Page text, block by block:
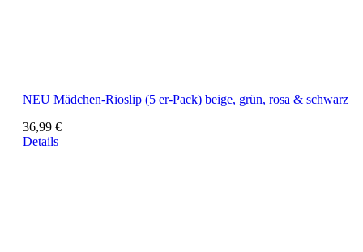
NEU Mädchen-Rioslip (5 er-Pack) beige, grün, rosa & schwarz
36,99 €
Details